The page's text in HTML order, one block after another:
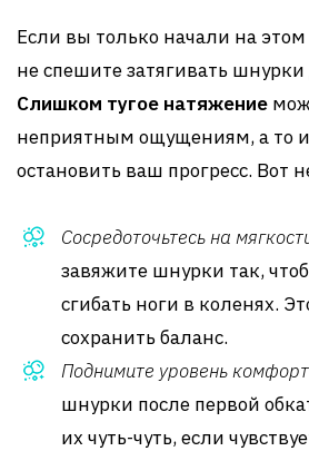
Если вы только начали на
не спешите затягивать
Слишком тугое натяжение
неприятным ощущениям, а то
остановить ваш прогресс. Вот
Сосредоточьтесь на
завяжите шнурки так,
сгибать ноги в коленях.
сохранить баланс.
Поднимите уровень
шнурки после первой
их чуть-чуть, если